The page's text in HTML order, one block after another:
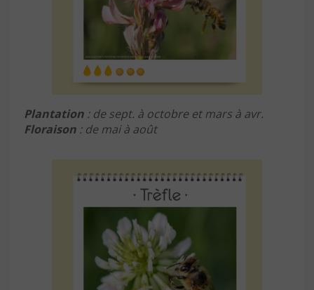
Plantation : de sept. à octobre et mars à avr.
Floraison : de mai à août